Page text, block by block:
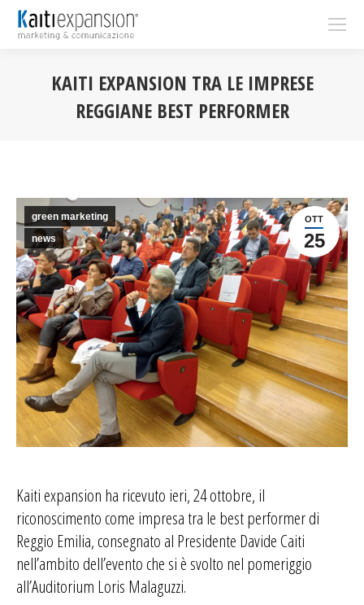
KAITI EXPANSION TRA LE IMPRESE
REGGIANE BEST PERFORMER
OTT
25
green marketing
news
Kaiti expansion ha ricevuto ieri, 24 ottobre, il
riconoscimento come impresa tra le best performer di
Reggio Emilia, consegnato al Presidente Davide Caiti
nell’ambito dell’evento che si è svolto nel pomeriggio
all’Auditorium Loris Malaguzzi.